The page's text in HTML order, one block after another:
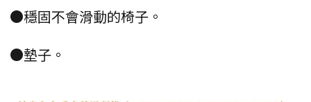
●穩固不會滑動的椅子。
●墊子。